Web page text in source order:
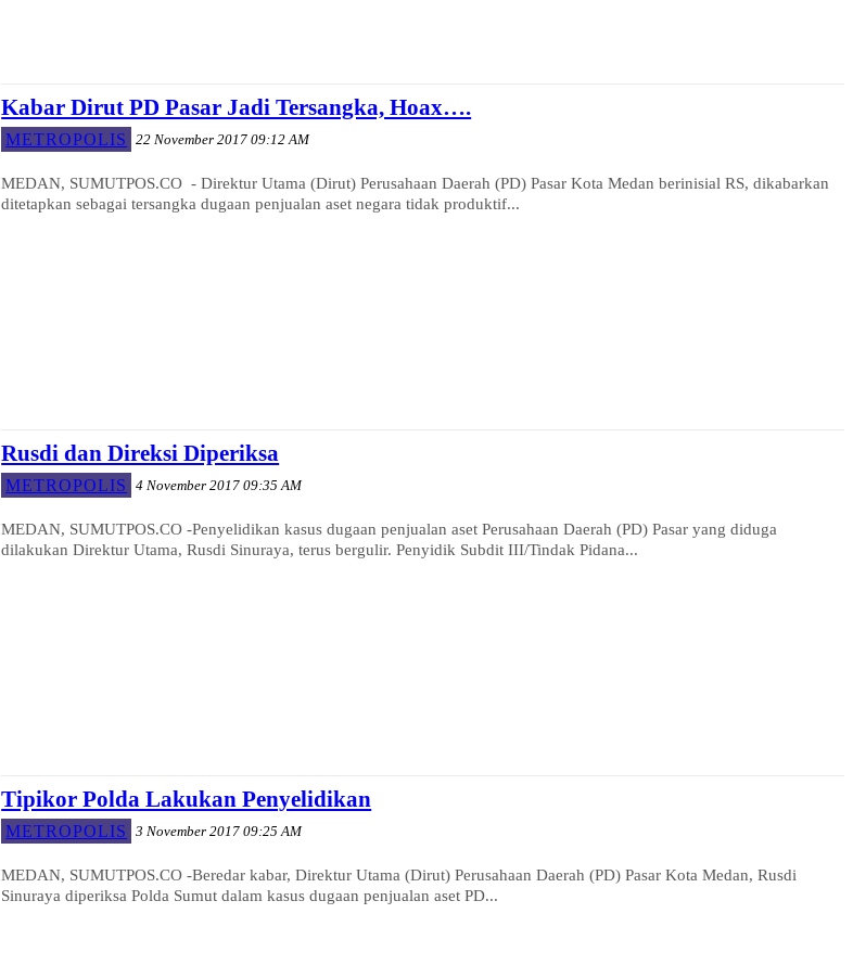
Kabar Dirut PD Pasar Jadi Tersangka, Hoax….
METROPOLIS 22 November 2017 09:12 AM
MEDAN, SUMUTPOS.CO - Direktur Utama (Dirut) Perusahaan Daerah (PD) Pasar Kota Medan berinisial RS, dikabarkan
ditetapkan sebagai tersangka dugaan penjualan aset negara tidak produktif...
Rusdi dan Direksi Diperiksa
METROPOLIS 4 November 2017 09:35 AM
MEDAN, SUMUTPOS.CO -Penyelidikan kasus dugaan penjualan aset Perusahaan Daerah (PD) Pasar yang diduga
dilakukan Direktur Utama, Rusdi Sinuraya, terus bergulir. Penyidik Subdit III/Tindak Pidana...
Tipikor Polda Lakukan Penyelidikan
METROPOLIS 3 November 2017 09:25 AM
MEDAN, SUMUTPOS.CO -Beredar kabar, Direktur Utama (Dirut) Perusahaan Daerah (PD) Pasar Kota Medan, Rusdi
Sinuraya diperiksa Polda Sumut dalam kasus dugaan penjualan aset PD...